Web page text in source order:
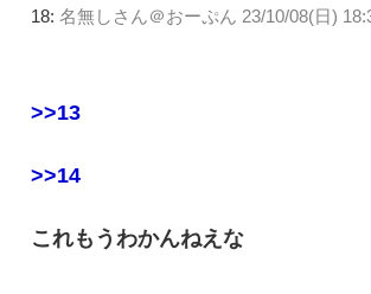
18: 名無しさん＠おーぷん 23/10/08(日)
>>13
>>14
これもうわかんねえな